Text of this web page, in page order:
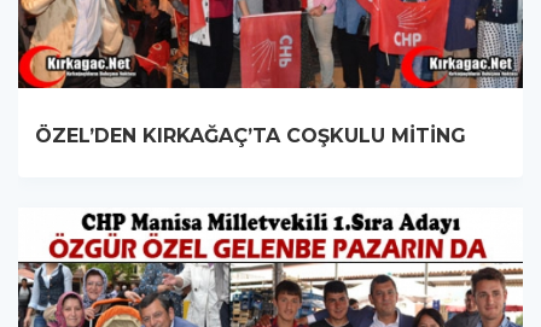
ÖZEL’DEN KIRKAĞAÇ’TA COŞKULU MİTİNG